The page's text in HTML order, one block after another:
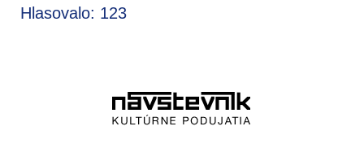
Hlasovalo: 123